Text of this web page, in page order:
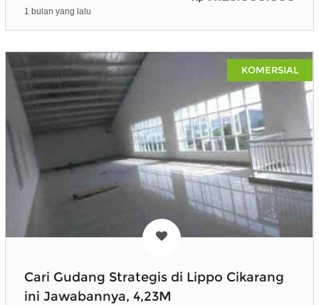
1 bulan yang lalu
KOMERSIAL
Cari Gudang Strategis di Lippo Cikarang
ini Jawabannya, 4,23M